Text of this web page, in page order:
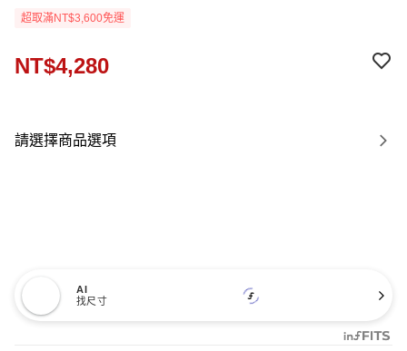
超取滿NT$3,600免運
NT$4,280
請選擇商品選項
AI
找尺寸